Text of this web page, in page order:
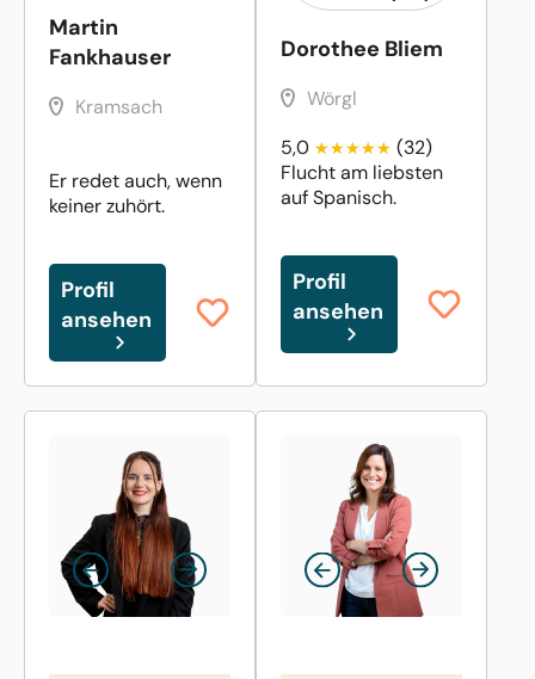
Martin
Fankhauser
Kramsach
Er redet auch, wenn
keiner zuhört.
Profil
ansehen
Dorothee Bliem
Wörgl
5,0
(32)
Flucht am liebsten
auf Spanisch.
Profil
ansehen